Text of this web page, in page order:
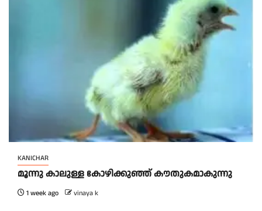
KANICHAR
മൂന്നു കാലുള്ള കോഴിക്കുഞ്ഞ് കൗതുകമാകുന്നു
1 week ago vinaya k